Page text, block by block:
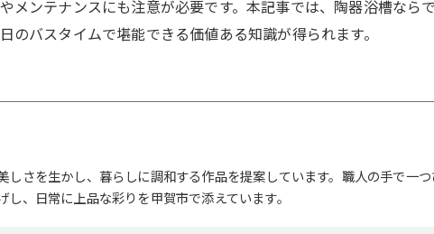
メンテナンスにも注意が必要です。本記事では、陶器浴槽なら
バスタイムで堪能できる価値ある知識が得られます。
しさを生かし、暮らしに調和する作品を提案しています。職人の手で一
し、日常に上品な彩りを甲賀市で添えています。